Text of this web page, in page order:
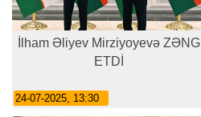
İlham Əliyev Mirziyoyevə ZƏNG
ETDİ
24-07-2025, 13:30